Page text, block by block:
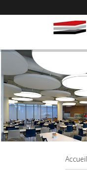
Accueil